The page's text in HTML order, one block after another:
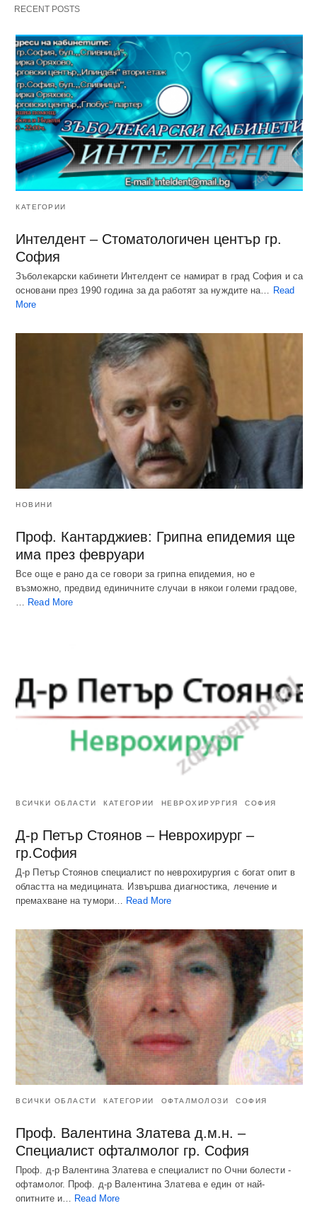
RECENT POSTS
КАТЕГОРИИ
Интелдент – Стоматологичен център гр.
София
Зъболекарски кабинети Интелдент се намират в град София и са
основани през 1990 година за да работят за нуждите на… Read
More
НОВИНИ
Проф. Кантарджиев: Грипна епидемия ще
има през февруари
Все още е рано да се говори за грипна епидемия, но е
възможно, предвид единичните случаи в някои големи градове,
… Read More
ВСИЧКИ ОБЛАСТИ КАТЕГОРИИ НЕВРОХИРУРГИЯ СОФИЯ
Д-р Петър Стоянов – Неврохирург –
гр.София
Д-р Петър Стоянов специалист по неврохирургия с богат опит в
областта на медицината. Извършва диагностика, лечение и
премахване на тумори…
Read More
ВСИЧКИ ОБЛАСТИ КАТЕГОРИИ ОФТАЛМОЛОЗИ СОФИЯ
Проф. Валентина Златева д.м.н. –
Специалист офталмолог гр. София
Проф. д-р Валентина Златева е специалист по Очни болести -
офтамолог. Проф. д-р Валентина Златева е един от най-
опитните и… Read More